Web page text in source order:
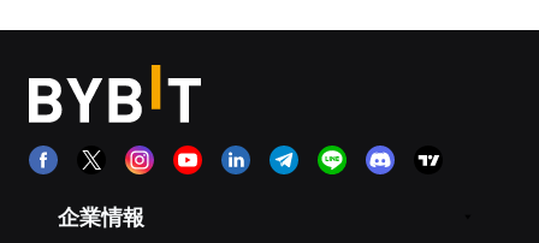
企業情報